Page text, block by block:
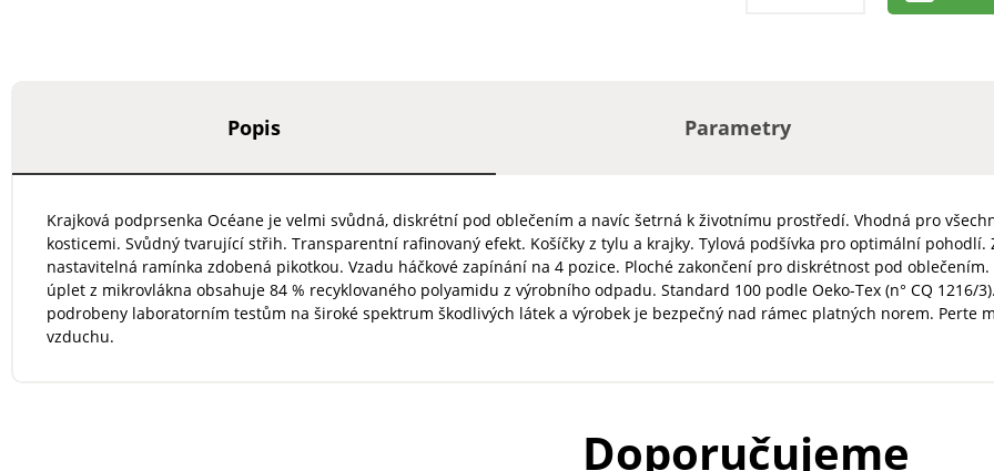
Popis Parametry
Krajková podprsenka Océane je velmi svůdná, diskrétní pod oblečením a navíc šetrná k životnímu prostředí. Vhodná pro
kosticemi. Svůdný tvarující střih. Transparentní rafinovaný efekt. Košíčky z tylu a krajky. Tylová podšívka pro optimální
nastavitelná ramínka zdobená pikotkou. Vzadu háčkové zapínání na 4 pozice. Ploché zakončení pro diskrétnost pod
úplet z mikrovlákna obsahuje 84 % recyklovaného polyamidu z výrobního odpadu. Standard 100 podle Oeko-Tex (n° CQ 1216/
podrobeny laboratorním testům na široké spektrum škodlivých látek a výrobek je bezpečný nad rámec platných norem. Perte
vzduchu.
Doporučujeme